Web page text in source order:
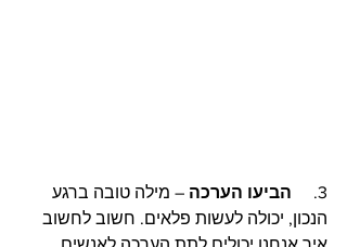
3. הביעו הערכה – מילה טובה ברגע
הנכון, יכולה לעשות פלאים. חשוב לחשוב